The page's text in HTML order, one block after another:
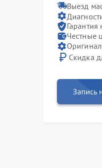
Выезд
Гарантия
Честные
Скидка
Запись